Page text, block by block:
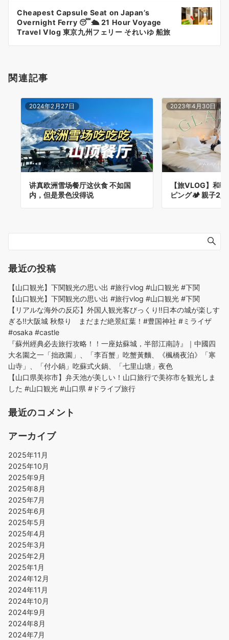
ン
Cheapest Capsule Seat on Japan’s
Overnight Ferry 😴🛳 21 Hour Voyage
Travel Vlog 東京九州フェリー それいゆ 船旅
関連記事
2024年2月27日
讲真欧洲雪场餐厅这伙食 不如国
内，但是景色没得说
2023年4月30日
【旅VLOG】和
ピング🏕 親子2
最近の投稿
【山口観光】下関観光の思い出 #旅行vlog #山口観光 #下関
【山口観光】下関観光の思い出 #旅行vlog #山口観光 #下関
【リアルな海外の反応】外国人観光客びっくり!!日本の城が楽しす
ぎる!!大阪城 秋祭り まだまだ絶景紅葉！#豊国神社 #ミライザ
#osaka #castle
『蘇州經典必去旅行攻略！！一座姑蘇城，半部江南詩』｜中國四
大名園之一「拙政園」、「李百蟹」吃蟹黃麵、《楓橋夜泊》「寒
山寺」、「付小鍋」吃蘇式火鍋、「七里山塘」夜色
【山口県美祢市】弁天池が美しい！山口旅行で美祢市を観光しま
した #山口観光 #山口県 #ドライブ旅行
最近のコメント
アーカイブ
2025年11月
2025年10月
2025年9月
2025年8月
2025年7月
2025年6月
2025年5月
2025年4月
2025年3月
2025年2月
2025年1月
2024年12月
2024年11月
2024年10月
2024年9月
2024年8月
2024年7月